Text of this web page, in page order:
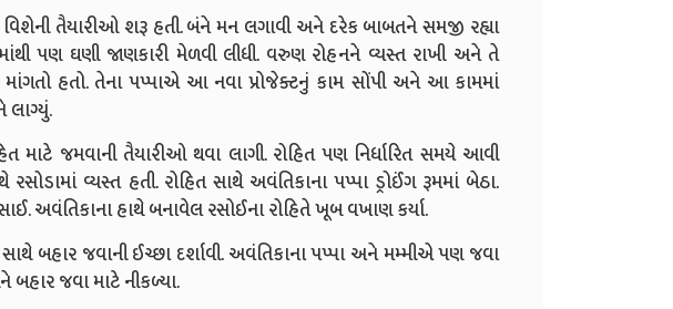
તૈયારીઓ શરૂ હતી. બંને મન લગાવી અને દરેક બાબતને સમજી રહ્યા
પણ ઘણી જાણકારી મેળવી લીધી. વરુણ રોહનને વ્યસ્ત રાખી અને તે
હતો. તેના પપ્પાએ આ નવા પ્રોજેક્ટનું કામ સોંપી અને આ કામમાં
લાગ્યું.
માટે જમવાની તૈયારીઓ થવા લાગી. રોહિત પણ નિર્ધારિત સમયે આવી
રસોડામાં વ્યસ્ત હતી. રોહિત સાથે અવંતિકાના પપ્પા ડ્રોઈંગ રૂમમાં બેઠા.
અવંતિકાના હાથે બનાવેલ રસોઈના રોહિતે ખૂબ વખાણ કર્યા.
બહાર જવાની ઈચ્છા દર્શાવી. અવંતિકાના પપ્પા અને મમ્મીએ પણ જવા
જવા માટે નીકળ્યા.